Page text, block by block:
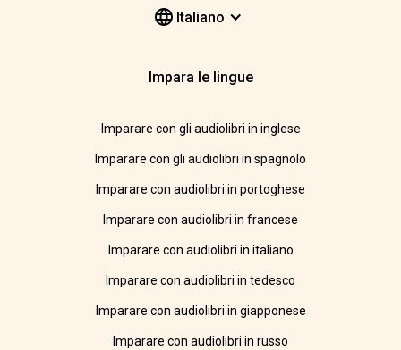
Italiano
Impara le lingue
Imparare con gli audiolibri in inglese
Imparare con gli audiolibri in spagnolo
Imparare con audiolibri in portoghese
Imparare con audiolibri in francese
Imparare con audiolibri in italiano
Imparare con audiolibri in tedesco
Imparare con audiolibri in giapponese
Imparare con audiolibri in russo